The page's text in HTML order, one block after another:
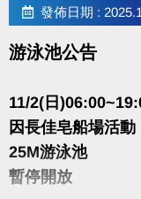
選，領取後不論
要求折抵現金或更
發佈日期 :
游泳池公告
11/2(日
因長佳皂船場活動
25M游泳池
暫停開放